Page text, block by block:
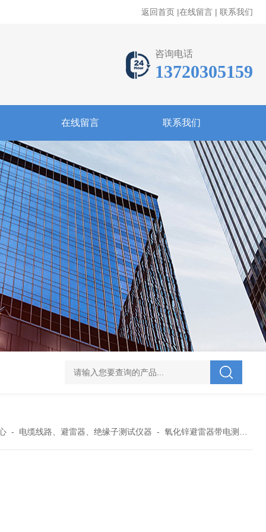
返回首页 |在线留言 | 联系我们
咨询电话
13720305159
在线留言 联系我们
995 电力综合试验车 UHV-701 级差配合测试仪 UHV-646 全自动水溶
- 电缆线路、避雷器、绝缘子测试仪器 - 氧化锌避雷器带电测试仪